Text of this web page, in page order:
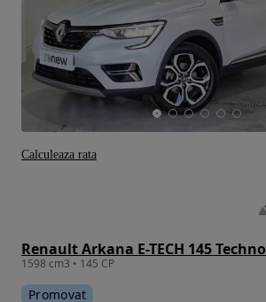
Renault Arkana E-TECH 145 Techno
1598 cm3 • 145 CP
Promovat
Calculeaza rata